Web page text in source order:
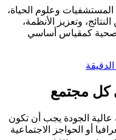
وعلوم الحياة،
وتعزيز الأنظمة،
كمقياس أساسي
كل مجتمع
الجودة يجب أن تكون
أو الحواجز الاجتماعية